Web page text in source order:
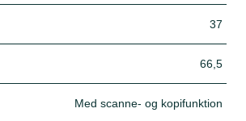
37
66,5
Med scanne- og kopifunktion